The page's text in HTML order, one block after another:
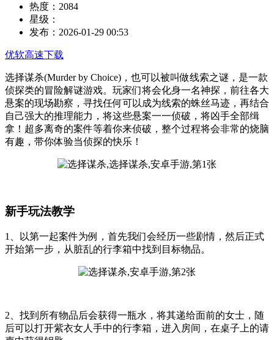
热度： 2084
星级：
发布： 2026-01-29 00:53
优软高速下载
选择谋杀(Murder by Choice)，也可以被叫做线索之谜，是一款
侦探类的冒险解谜游戏。玩家们将会化身一名神探，前往各大
悬案的现场勘察，寻找任何可以成为线索的蛛丝马迹，再结合
自己强大的推理能力，将这些悬案一一侦破，将凶手全部缉
拿！超多离奇的案件等着你来侦破，整个过程将会非常的烧脑
有趣，带你体验当侦探的快乐！
新手玩法教学
1、以第一起案件为例，首先我们会经历一些剧情，然后正式
开始第一步，从脏乱的行李箱中找到目标物品。
2、找到所有物品后会获得一瓶水，将其递给面前的女士，随
后可以打开紫衣女人手中的行李箱，进入房间，在桌子上的请